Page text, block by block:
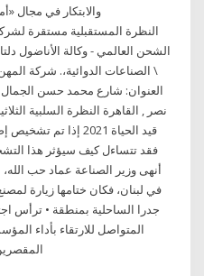
والابتكار في مجال
النظرة المستقبلية مستقرة
الشحن العالمي - وكالة الأناضول
الصناعات الدوائية،. شركة المهن
نصر , القاهرة النظرة السلبية
قيد الحياة 2021 إذا
أنهى وزير الصناعة عماد حب
في لبنان، فكان ختامها زيارة
جدرا الساحلية بمنطقة • ترأس
المتواصل للارتقاء بأداء